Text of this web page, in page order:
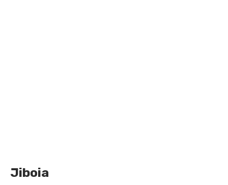
Jiboia